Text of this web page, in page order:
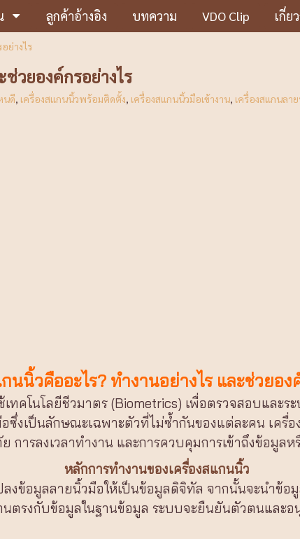
ลูกค้าอ้างอิง บทความ VDO Clip เกี่ย
ย่างไร
วยองค์กรอย่างไร
นดี, เครื่องสแกนนิ้วพร้อมติดตั้ง, เครื่องสแกนนิ้วมือเข้างาน, เครื่องสแกนลา
นนิ้วคืออะไร? ทำงานอย่างไร และช่วยอง
ทคโนโลยีชีวมาตร (Biometrics) เพื่อตรวจสอบและ
ซึ่งเป็นลักษณะเฉพาะตัวที่ไม่ซ้ำกันของแต่ละคน เครื่
การลงเวลาทำงาน และการควบคุมการเข้าถึงข้อมูล
หลักการทำงานของเครื่องสแกนนิ้ว
งข้อมูลลายนิ้วมือให้เป็นข้อมูลดิจิทัล จากนั้นจะนำข้
ตรงกับข้อมูลในฐานข้อมูล ระบบจะยืนยันตัวตนและอ